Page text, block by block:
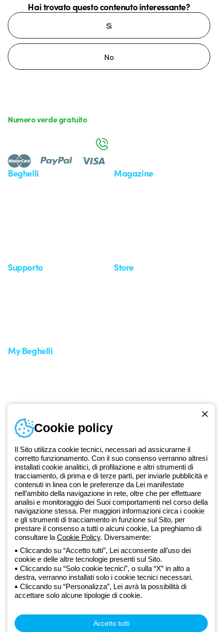
Hai trovato questo contenuto interessante?
Sì
No
Dal 2025 Beghelli è parte del Gruppo GEWISS, all’interno
dell’ecosistema GEWISS LightZone, dove realizziamo soluzioni di
illuminazione integrate che trasformano la complessità in semplicità,
supportando professionisti e utenti finali nella realizzazione dei loro
bisogni.Scopri di più su GEWISS
Global:IT
Beghelli Magazine
Supporto Store
My Beghelli
Iscriviti alla newsletter
Numero verde gratuito
Privacy Policy
Cookie policy
Condizioni di vendita
Tutte le policy
Accessibilità
Credits
© Beghelli S.p.A. Società con Unico Socio - Società soggetta alla
direzione e coordinamento di Gewiss S.p.A. - R.I. Bologna e C.F.
03829720378 - P.IVA (IT) 00666341201 - REA BO-319364 - Cap.
Soc. 10.000.000 EUR i.v.
Cookie policy
Il Sito utilizza cookie tecnici, necessari ad assicurarne il
corretto funzionamento. Con il suo consenso verranno altresì
installati cookie analitici, di profilazione e altri strumenti di
tracciamento, di prima e di terze parti, per inviarle pubblicità e
contenuti in linea con le preferenze da Lei manifestate
nell’ambito della navigazione in rete, oltre che per effettuare
analisi e monitoraggio dei Suoi comportamenti nel corso della
navigazione stessa. Per maggiori informazioni circa i cookie
e gli strumenti di tracciamento in funzione sul Sito, per
prestare il consenso a tutti o alcuni cookie, La preghiamo di
consultare la Cookie Policy. Diversamente:
Cliccando su “Accetto tutti”, Lei acconsente all’uso dei
cookie e delle altre tecnologie presenti sul Sito.
Cliccando su “Solo cookie tecnici”, o sulla “X” in alto a
destra, verranno installati solo i cookie tecnici necessari.
Cliccando su “Personalizza”, Lei avrà la possibilità di
accettare solo alcune tipologie di cookie.
Accetto tutti